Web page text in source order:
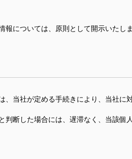
については、原則として開示いたしま
当社が定める手続きにより、当社に
断した場合には、遅滞なく、当該個